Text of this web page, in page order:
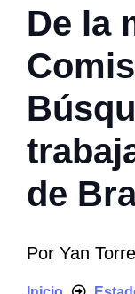
De la
de
Por Yan